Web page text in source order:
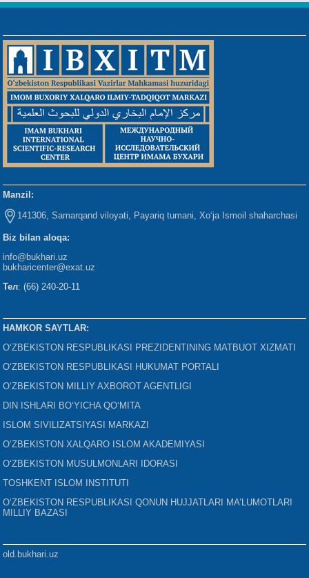
Manzil:
141306, Samarqand viloyati, Payariq tumani, Xo‘ja Ismoil shaharchasi
Biz bilan aloqa:
info@bukhari.uz
bukharicenter@exat.uz
Тел: (66) 240-20-11
HAMKOR SAYTLAR:
O‘ZBEKISTON RESPUBLIKASI PREZIDENTINING MATBUOT XIZMATI
O‘ZBEKISTON RESPUBLIKASI HUKUMAT PORTALI
O‘ZBEKISTON MILLIY AXBOROT AGENTLIGI
DIN ISHLARI BO‘YICHA QO‘MITA
ISLOM SIVILIZATSIYASI MARKAZI
O‘ZBEKISTON XALQARO ISLOM AKADEMIYASI
O‘ZBEKISTON MUSULMONLARI IDORASI
TOSHKENT ISLOM INSTITUTI
O‘ZBEKISTON RESPUBLIKASI QONUN HUJJATLARI MA’LUMOTLARI
MILLIY BAZASI
old.bukhari.uz